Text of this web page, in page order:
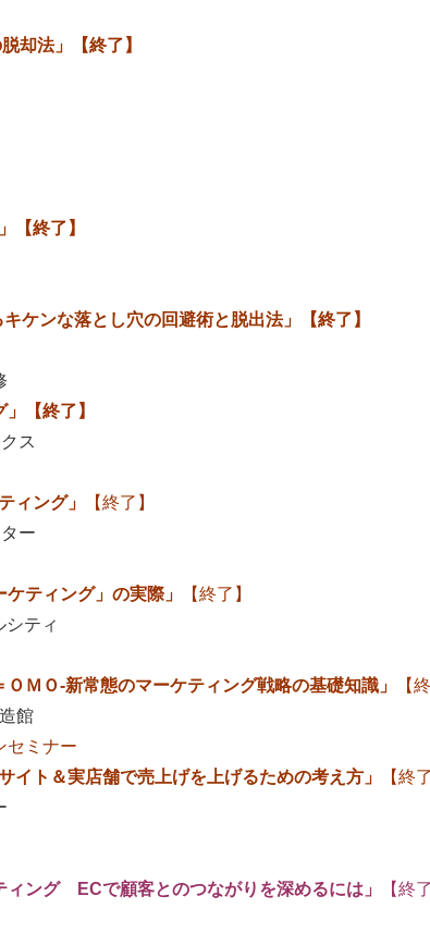
」【終了】
終了】
落とし穴の回避術と脱出法」【終了】
終了】
ス
ィング」
【終了】
ー
ティング」の実際」
【終了】
ティ
ＭＯ-新常態のマーケティング戦略の基礎知識」
【
館
セミナー
イト＆実店舗で売上げを上げるための考え方」
【終
ィング ECで顧客とのつながりを深めるには」
【終